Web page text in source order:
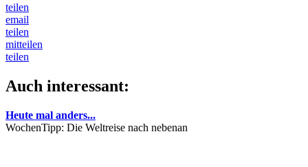
teilen
email
teilen
mitteilen
teilen
Auch interessant:
Heute mal anders...
WochenTipp: Die Weltreise nach nebenan